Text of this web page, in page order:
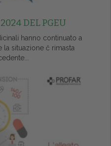
DEL PGEU
hanno continuato a
la situazione č rimasta